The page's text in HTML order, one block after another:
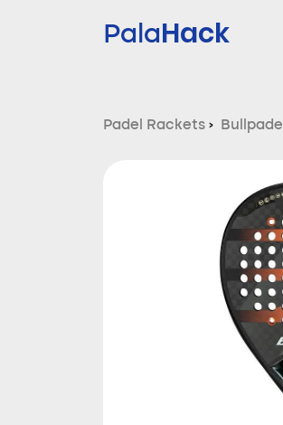
PalaHack
Padel Rackets › Bullpadel